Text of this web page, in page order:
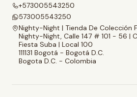
+573005543250
573005543250
Nighty-Night | Tienda De Colección
Nighty-Night, Calle 147 # 101 - 56 |
Fiesta Suba | Local 100
111131 Bogotá - Bogotá D.C.
Bogota D.C. - Colombia